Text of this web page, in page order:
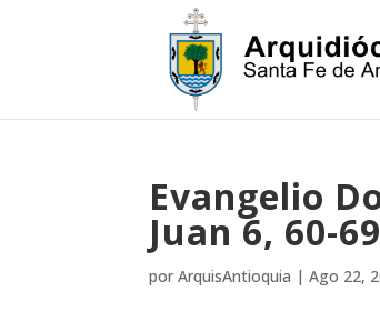
Evangelio
Juan 6, 60-69
porArquisAntioquia |Ago 22,